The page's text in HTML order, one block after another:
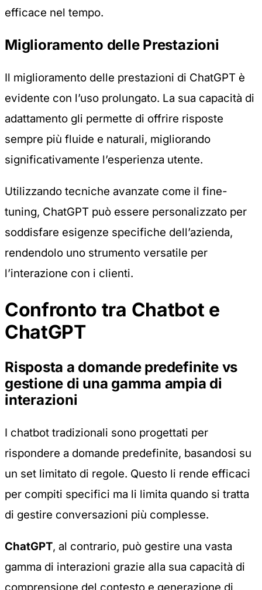
efficace nel tempo.
Miglioramento delle Prestazioni
Il miglioramento delle prestazioni di ChatGPT è
evidente con l’uso prolungato. La sua capacità di
adattamento gli permette di offrire risposte
sempre più fluide e naturali, migliorando
significativamente l’esperienza utente.
Utilizzando tecniche avanzate come il fine-
tuning, ChatGPT può essere personalizzato per
soddisfare esigenze specifiche dell’azienda,
rendendolo uno strumento versatile per
l’interazione con i clienti.
Confronto tra Chatbot e
ChatGPT
Risposta a domande predefinite vs
gestione di una gamma ampia di
interazioni
I chatbot tradizionali sono progettati per
rispondere a domande predefinite, basandosi su
un set limitato di regole. Questo li rende efficaci
per compiti specifici ma li limita quando si tratta
di gestire conversazioni più complesse.
ChatGPT, al contrario, può gestire una vasta
gamma di interazioni grazie alla sua capacità di
comprensione del contesto e generazione di